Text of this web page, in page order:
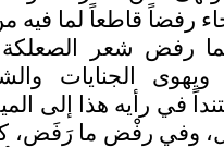
رفضاً قاطعاً لما فيه
رفض شعر الصعلكة
ويهوى الجنايات
في رأيه هذا إلى
وفي رفْض ما رَفَض،